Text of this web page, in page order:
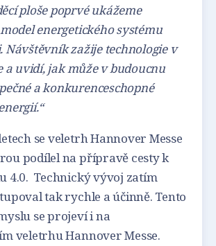
ploše poprvé ukážeme
energetického systému
Návštěvník zažije technologie v
a uvidí, jak může v budoucnu
a konkurenceschopné
se veletrh Hannover Messe
podílel na přípravě cesty k
4.0. Technický vývoj zatím
tak rychle a účinně. Tento
se projeví i na
veletrhu Hannover Messe.